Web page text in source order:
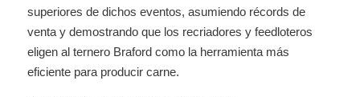
superiores de dichos eventos, asumiendo récords de
venta y demostrando que los recriadores y feedloteros
eligen al ternero Braford como la herramienta más
eficiente para producir carne.